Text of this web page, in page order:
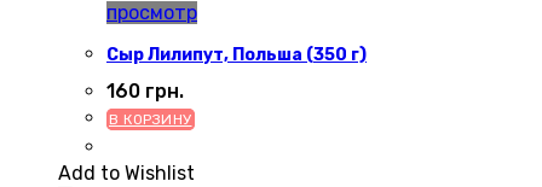
просмотр
Сыр Лилипут, Польша (350 г)
160 грн.
В КОРЗИНУ
Add to Wishlist